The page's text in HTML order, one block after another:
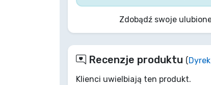
Zdobądź swoje
Recenzje produktu (
Klienci uwielbiają ten produkt.